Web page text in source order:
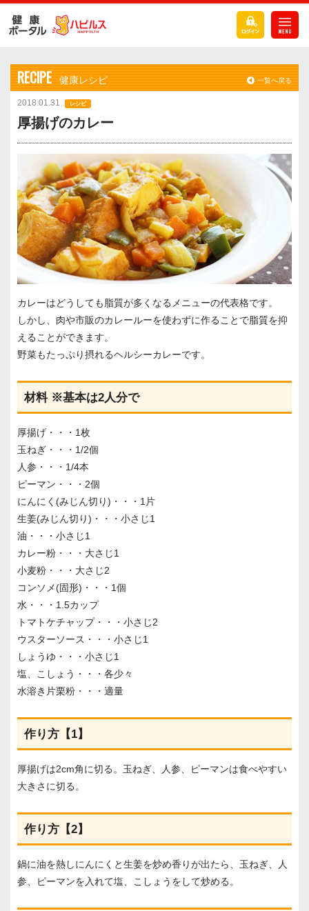
RECIPE 健康レシピ 一覧へ戻る
2018.01.31 レシピ
厚揚げのカレー
カレーはどうしても脂質が多くなるメニューの代表格です。
しかし、肉や市販のカレールーを使わずに作ることで脂質を抑
えることができます。
野菜もたっぷり摂れるヘルシーカレーです。
材料 ※基本は2人分で
厚揚げ・・・1枚
玉ねぎ・・・1/2個
人参・・・1/4本
ピーマン・・・2個
にんにく(みじん切り)・・・1片
生姜(みじん切り)・・・小さじ1
油・・・小さじ1
カレー粉・・・大さじ1
小麦粉・・・大さじ2
コンソメ(固形)・・・1個
水・・・1.5カップ
トマトケチャップ・・・小さじ2
ウスターソース・・・小さじ1
しょうゆ・・・小さじ1
塩、こしょう・・・各少々
水溶き片栗粉・・・適量
作り方【1】
厚揚げは2cm角に切る。玉ねぎ、人参、ピーマンは食べやすい
大きさに切る。
作り方【2】
鍋に油を熱しにんにくと生姜を炒め香りが出たら、玉ねぎ、人
参、ピーマンを入れて塩、こしょうをして炒める。